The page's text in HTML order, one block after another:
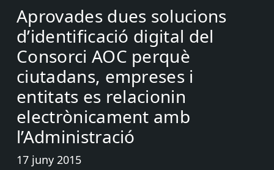
Aprovades dues solucions
d’identificació digital del
Consorci AOC perquè
ciutadans, empreses i
entitats es relacionin
electrònicament amb
l’Administració
17 juny 2015